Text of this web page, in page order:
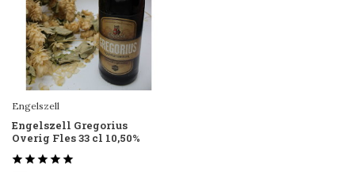
Engelszell
Engelszell Gregorius
Overig Fles 33 cl 10,50%